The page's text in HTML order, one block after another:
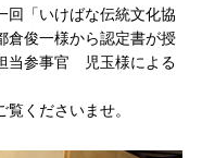
回「いけばな伝統文化協
倉俊一様から認定書が授
当参事官 児玉様による
くださいませ。